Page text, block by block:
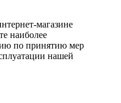
магазине
наиболее
по принятию мер
нашей